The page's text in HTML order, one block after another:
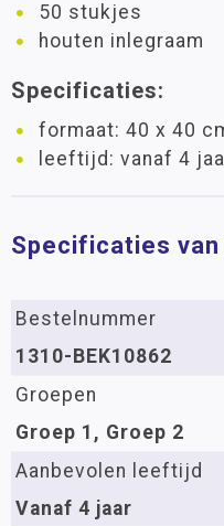
50 stukjes
houten inlegraam
Specificaties:
formaat: 40 x 40
leeftijd: vanaf 4
Specificaties van
Bestelnummer
1310-BEK10862
Groepen
Groep 1, Groep 2
Aanbevolen leeftijd
Vanaf 4 jaar